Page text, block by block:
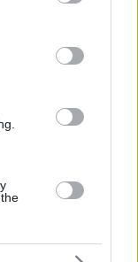
party tags to
in below Google
της χώρας ο
η ρωσική
το 2022,
2% ή και